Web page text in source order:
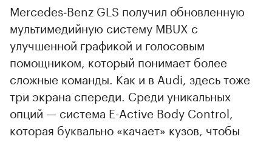
Mercedes‑Benz GLS получил обновленную
мультимедийную систему MBUX с
улучшенной графикой и голосовым
помощником, который понимает более
сложные команды. Как и в Audi, здесь тоже
три экрана спереди. Среди уникальных
опций — система E-Active Body Control,
которая буквально «качает» кузов, чтобы